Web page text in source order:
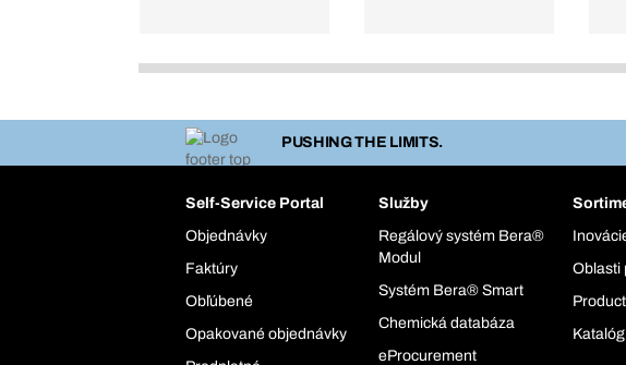
PUSHING THE LIMITS.
Self-Service Portal
Objednávky
Faktúry
Obľúbené
Opakované objednávky
Služby
Regálový systém Bera®
Modul
Systém Bera® Smart
Chemická databáza
eProcurement
Oblasti